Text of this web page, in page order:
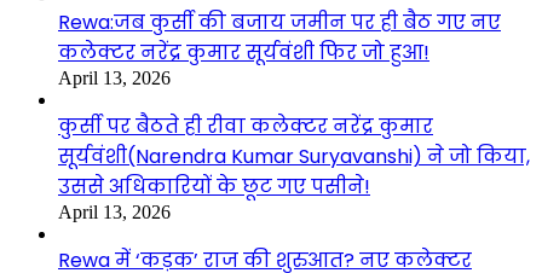
Rewa:जब कुर्सी की बजाय जमीन पर ही बैठ गए नए
कलेक्टर नरेंद्र कुमार सूर्यवंशी फिर जो हुआ!
April 13, 2026
कुर्सी पर बैठते ही रीवा कलेक्टर नरेंद्र कुमार
सूर्यवंशी(Narendra Kumar Suryavanshi) ने जो किया,
उससे अधिकारियों के छूट गए पसीने!
April 13, 2026
Rewa में ‘कड़क’ राज की शुरुआत? नए कलेक्टर